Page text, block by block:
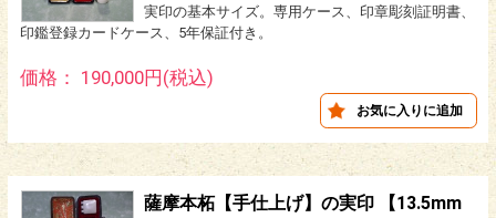
実印の基本サイズ。専用ケース、印章彫刻証明書、
印鑑登録カードケース、5年保証付き。
価格： 190,000円(税込)
薩摩本柘【手仕上げ】の実印 【13.5mm